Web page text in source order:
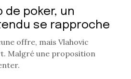
de poker, un
se rapproche
offre, mais Vlahovic
Malgré une proposition